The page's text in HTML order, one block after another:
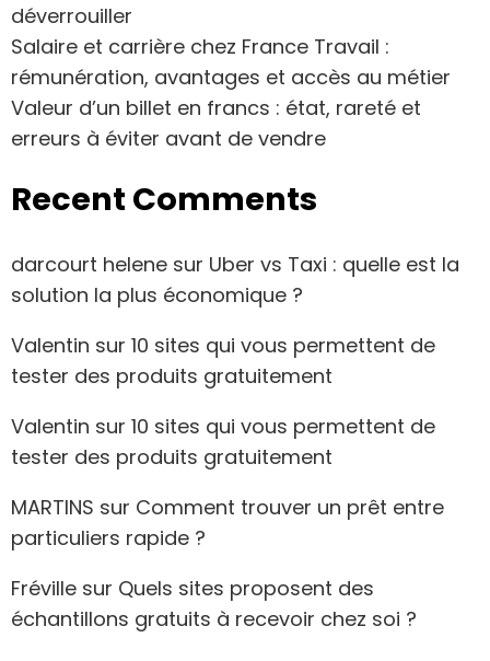
déverrouiller
Salaire et carrière chez France Travail :
rémunération, avantages et accès au métier
Valeur d’un billet en francs : état, rareté et
erreurs à éviter avant de vendre
Recent Comments
darcourt helene sur Uber vs Taxi : quelle est la
solution la plus économique ?
Valentin sur 10 sites qui vous permettent de
tester des produits gratuitement
Valentin sur 10 sites qui vous permettent de
tester des produits gratuitement
MARTINS sur Comment trouver un prêt entre
particuliers rapide ?
Fréville sur Quels sites proposent des
échantillons gratuits à recevoir chez soi ?